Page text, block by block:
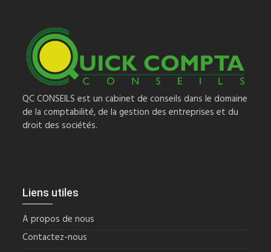
QC CONSEILS est un cabinet de conseils dans le domaine
de la comptabilité, de la gestion des entreprises et du
droit des sociétés.
Liens utiles
A propos de nous
Contactez-nous